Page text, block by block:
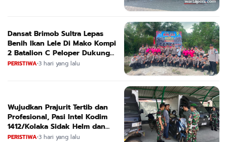
Dansat Brimob Sultra Lepas
Benih Ikan Lele Di Mako Kompi
2 Batalion C Peloper Dukung
ketahanan Pangan Nasional
PERISTIWA•3 hari yang lalu
Wujudkan Prajurit Tertib dan
Profesional, Pasi Intel Kodim
1412/Kolaka Sidak Helm dan
Kendaraan
PERISTIWA•3 hari yang lalu